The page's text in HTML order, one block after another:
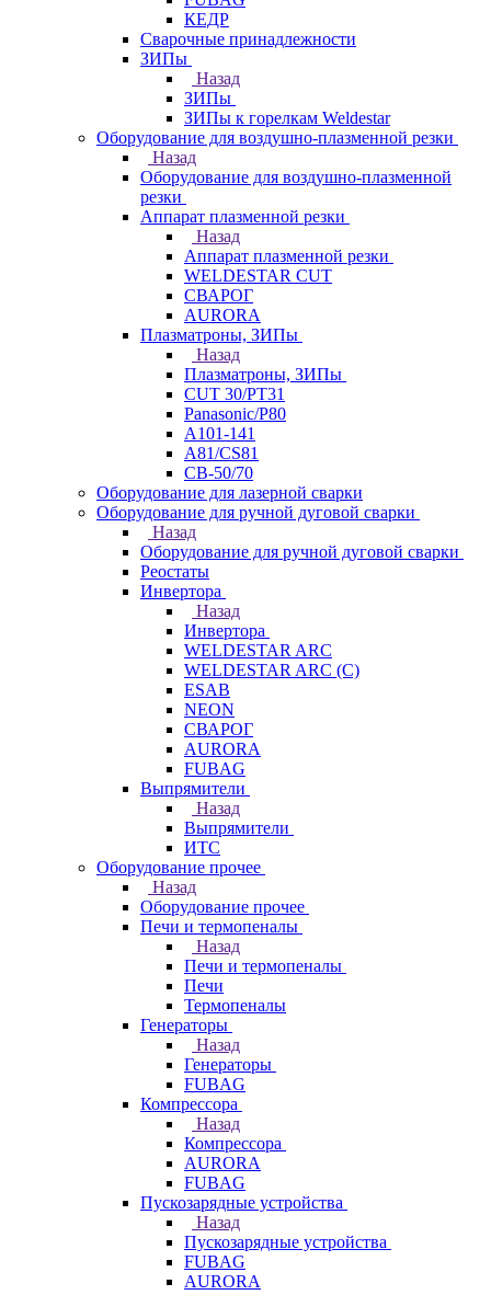
КЕДР
Сварочные принадлежности
ЗИПы
Назад
ЗИПы
ЗИПы к горелкам Weldestar
Оборудование для воздушно-плазменной резки
Назад
Оборудование для воздушно-плазменной
резки
Аппарат плазменной резки
Назад
Аппарат плазменной резки
WELDESTAR CUT
СВАРОГ
AURORA
Плазматроны, ЗИПы
Назад
Плазматроны, ЗИПы
CUT 30/PT31
Panasonic/P80
А101-141
А81/CS81
СВ-50/70
Оборудование для лазерной сварки
Оборудование для ручной дуговой сварки
Назад
Оборудование для ручной дуговой сварки
Реостаты
Инвертора
Назад
Инвертора
WELDESTAR ARC
WELDESTAR ARC (С)
ESAB
NEON
СВАРОГ
AURORA
FUBAG
Выпрямители
Назад
Выпрямители
ИТС
Оборудование прочее
Назад
Оборудование прочее
Печи и термопеналы
Назад
Печи и термопеналы
Печи
Термопеналы
Генераторы
Назад
Генераторы
FUBAG
Компрессора
Назад
Компрессора
AURORA
FUBAG
Пускозарядные устройства
Назад
Пускозарядные устройства
FUBAG
AURORA